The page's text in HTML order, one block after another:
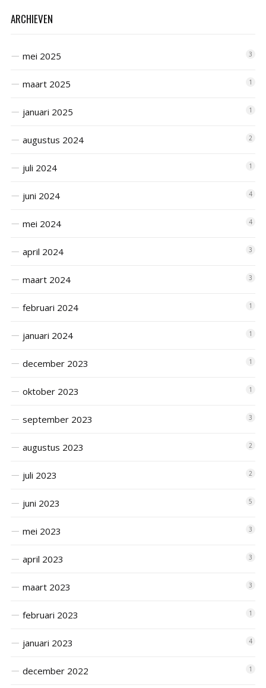
ARCHIEVEN
mei 2025 3
maart 2025 1
januari 2025 1
augustus 2024 2
juli 2024 1
juni 2024 4
mei 2024 4
april 2024 3
maart 2024 3
februari 2024 1
januari 2024 1
december 2023 1
oktober 2023 1
september 2023 3
augustus 2023 2
juli 2023 2
juni 2023 5
mei 2023 3
april 2023 3
maart 2023 3
februari 2023 1
januari 2023 4
december 2022 1